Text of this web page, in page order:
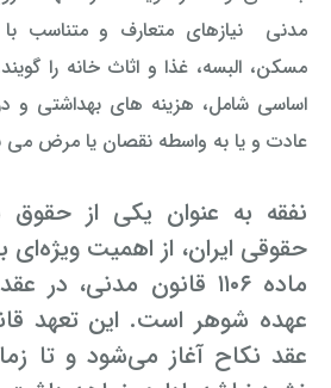
مدنی نیازهای متعارف و متناسب
مسکن، البسه، غذا و اثاث خانه را
اساسی شامل، هزینه های بهداشتی و
عادت و یا به واسطه نقصان یا مرض می
نفقه به عنوان یکی از
حقوقی ایران، از اهمیت
ماده ۱۱۰۶ قانون مدنی،
عهده شوهر است. این تعهد
عقد نکاح آغاز می‌شود و تا